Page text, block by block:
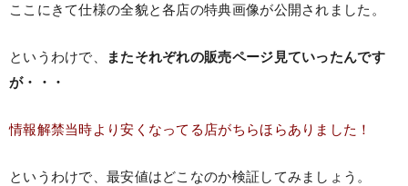
ここにきて仕様の全貌と各店の特典画像が公開されました。
というわけで、
またそれぞれの販売ページ見ていったんです
が・・・
情報解禁当時より安くなってる店がちらほらありました！
というわけで、最安値はどこなのか検証してみましょう。